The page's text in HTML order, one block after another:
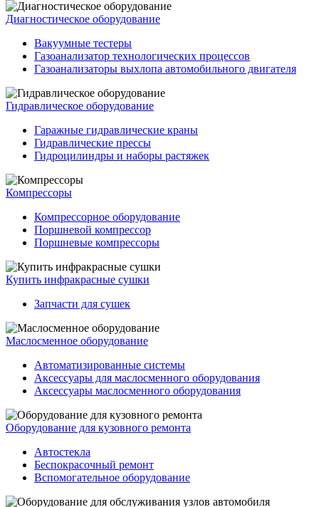
Диагностическое оборудование
Вакуумные тестеры
Газоанализатор технологических процессов
Газоанализаторы выхлопа автомобильного двигателя
Гидравлическое оборудование
Гаражные гидравлические краны
Гидравлические прессы
Гидроцилиндры и наборы растяжек
Компрессоры
Компрессорное оборудование
Поршневой компрессор
Поршневые компрессоры
Купить инфракрасные сушки
Запчасти для сушек
Маслосменное оборудование
Автоматизированные системы
Аксессуары для маслосменного оборудования
Аксессуары маслосменного оборудования
Оборудование для кузовного ремонта
Автостекла
Беспокрасочный ремонт
Вспомогательное оборудование